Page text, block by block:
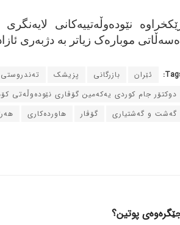
نێوده‌وڵه‌تییه‌کانی
موباره‌ک زیاتر به‌ دژبه‌ری
ئێران بازرگانی پزیشک ته‌ندروستی
دوکتۆر جام کوردی یه‌که‌مین گۆڤاری نێوده‌وڵه‌تی
گه‌شت و گه‌شتیاری
گۆڤار هاورده‌کاری
پوتین؟